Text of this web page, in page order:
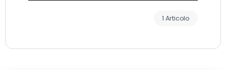
1 Articolo